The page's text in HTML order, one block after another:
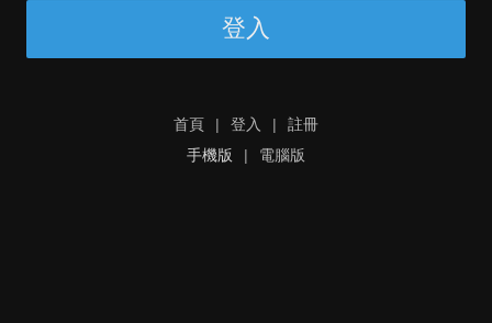
登入
首頁 | 登入 |
註冊
手機版
| 電腦版